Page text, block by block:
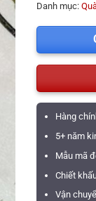
Danh mục:
Hàng
5+ năm
Mẫu mã
Chiết
Vận